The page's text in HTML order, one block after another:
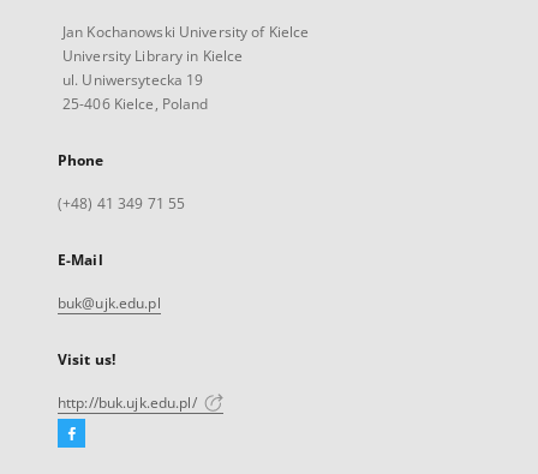
Jan Kochanowski University of Kielce
University Library in Kielce
ul. Uniwersytecka 19
25-406 Kielce, Poland
Phone
(+48) 41 349 71 55
E-Mail
buk@ujk.edu.pl
Visit us!
http://buk.ujk.edu.pl/
Facebook